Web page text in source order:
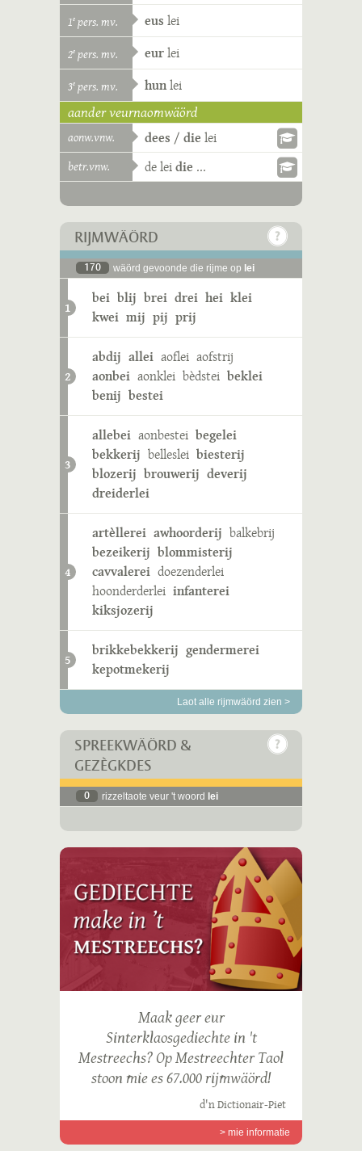
1e pers. mv. eus lei
2e pers. mv. eurlei
3e pers. mv. hunlei
aander veurnaomwäörd
aonw.vnw. dees / die lei
betr.vnw. deleidie ...
RIJMWÄÖRD
170 wäörd gevoonde die rijme op lei
1
bei blij brei drei hei klei
kwei mij pij prij
2
abdij allei aoflei aofstrij
aonbei aonklei bèdstei beklei
benij bestei
3
allebei aonbestei begelei
bekkerij belleslei biesterij
blozerij brouwerij deverij
dreiderlei
4
artèllerei awhoorderij balkebrij
bezeikerij blommisterij
cavvalerei doezenderlei
hoonderderlei infanterei
kiksjozerij
5
brikkebekkerij gendermerei
kepotmekerij
Laot alle rijmwäörd zien >
SPREEKWÄÖRD &
GEZÈGKDES
0 rizzeltaote veur 't woord lei
Maak geer eur
Sinterklaosgediechte in 't
Mestreechs? Op Mestreechter Taol
stoon mie es 67.000 rijmwäörd!
d'n Dictionair-Piet
> mie informatie